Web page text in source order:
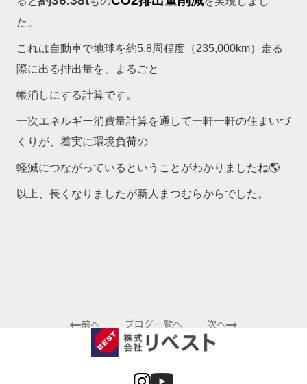
た。
これは自動車で地球を約5.8周程度（235,000km）走る
際に出る排出量を、まるごと
帳消しにする計算です。
一次エネルギー消費量計算を通して一軒一軒の住まいづ
くりが、着実に環境負荷の
軽減につながっているということがわかりましたね🌎
以上、長くなりましたが新人まつむらからでした。
前へ ブログ一覧へ 次へ